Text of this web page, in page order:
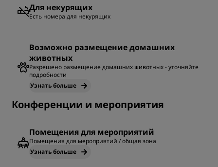
Для некурящих
Есть номера для некурящих
Возможно размещение домашних
животных
Разрешено размещение домашних животных - уточняйте
подробности
Узнать больше
Конференции и мероприятия
Помещения для мероприятий
Помещения для мероприятий / общая зона
Узнать больше